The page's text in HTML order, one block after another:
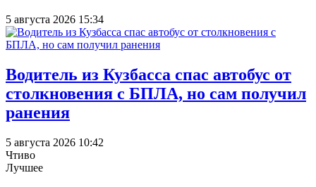
5 августа 2026 15:34
Водитель из Кузбасса спас автобус от
столкновения с БПЛА, но сам получил
ранения
5 августа 2026 10:42
Чтиво
Лучшее